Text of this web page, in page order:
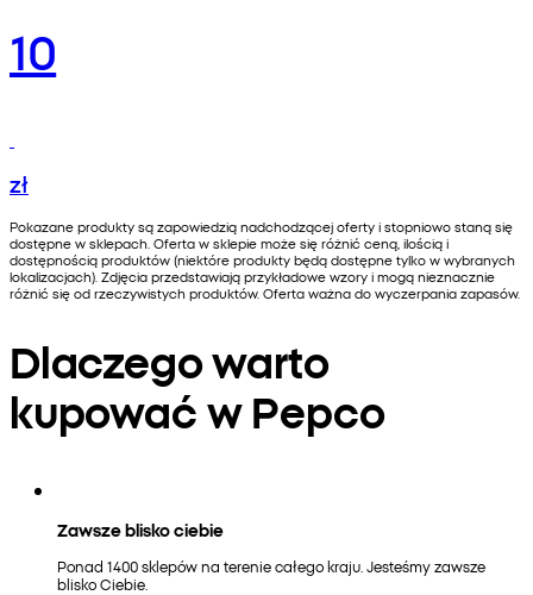
10
zł
Pokazane produkty są zapowiedzią nadchodzącej oferty i stopniowo staną się
dostępne w sklepach. Oferta w sklepie może się różnić ceną, ilością i
dostępnością produktów (niektóre produkty będą dostępne tylko w wybranych
lokalizacjach). Zdjęcia przedstawiają przykładowe wzory i mogą nieznacznie
różnić się od rzeczywistych produktów. Oferta ważna do wyczerpania zapasów.
Dlaczego warto
kupować w Pepco
Zawsze blisko ciebie
Ponad 1400 sklepów na terenie całego kraju. Jesteśmy zawsze
blisko Ciebie.